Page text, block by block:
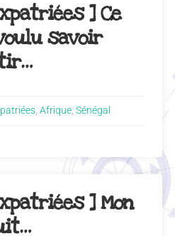
] Ce
savoir
, Afrique, Sénégal
] Mon